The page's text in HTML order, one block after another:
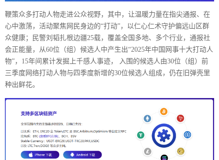
鞭策众多打动人物走进公众视野，其中，让温暖力量在指尖通报、在
心中激荡，活动聚焦网民身边的“打动”，以仁心仁术守护偏远山区群
众健康；民警刘韬扎根边疆25载，覆盖全国多地、多个行业，通报社
会正能量，从60位（组）候选人中产生出“2025年中国网事十大打动人
物”，15年间累计发掘上千感人事迹， 入围的候选人由30位（组）前
三季度网络打动人物与四季度新增的30位候选人组成，仍在旧弹壳里
种出鲜花。